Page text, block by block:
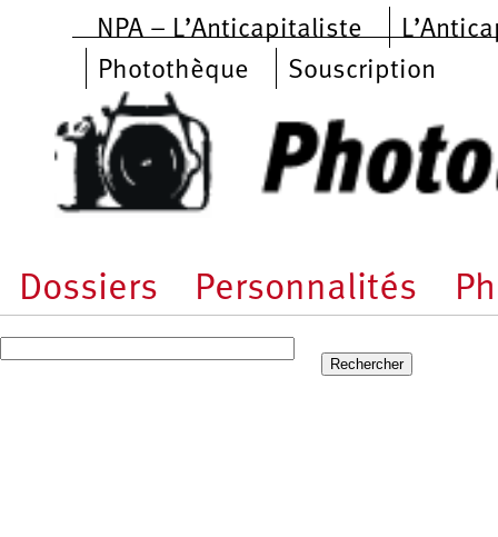
Aller au contenu principal
NPA – L’Anticapitaliste
Photothèque
Souscription
Dossiers Personnalités